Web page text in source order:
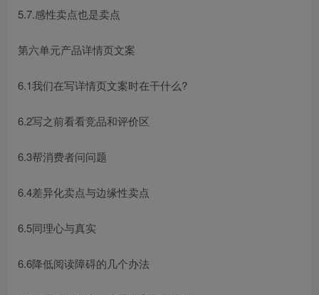
5.7.感性卖点也是卖点
第六单元产品详情页文案
6.1我们在写详情页文案时在干什么?
6.2写之前看看竞品和评价区
6.3帮消费者问问题
6.4差异化卖点与边缘性卖点
6.5同理心与真实
6.6降低阅读障碍的几个办法